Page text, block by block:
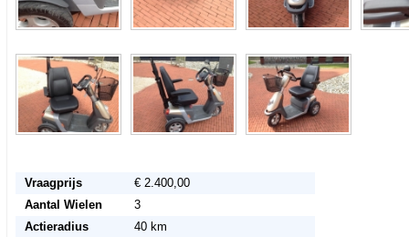
Vraagprijs
€ 2.400,00
Aantal Wielen
3
Actieradius
40 km